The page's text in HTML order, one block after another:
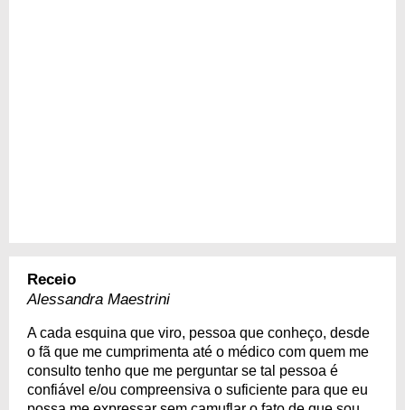
Receio
Alessandra Maestrini
A cada esquina que viro, pessoa que conheço, desde
o fã que me cumprimenta até o médico com quem me
consulto tenho que me perguntar se tal pessoa é
confiável e/ou compreensiva o suficiente para que eu